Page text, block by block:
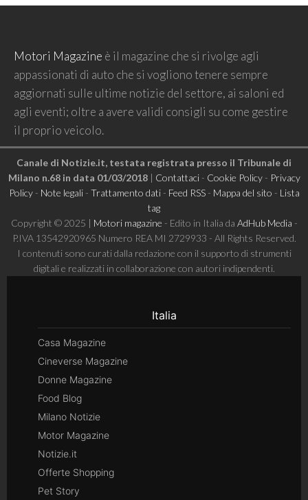
Motori Magazine è il magazine che si rivolge agli
appassionati di auto che si vogliono tenere sempre
aggiornati sulle ultime notizie del settore, ai saloni ed
agli eventi; oltre a avere validi consigli su come gestire
il proprio veicolo.
Canale di Notizie.it, testata registrata presso il Tribunale di
Milano n.68 in data 01/03/2018| Contattaci- Cookie Policy- Privacy
Policy- Note legali- Trattamento dati- Feed RSS- Mappa del sito - Lista
tag
Copyright © 2025 | Motori magazine - Edito in Italia da AdHub Media -
P.IVA 13542920965 Numero REA MI 2729933 - All Rights Reserved.
I contenuti sono curati dalla redazione con il supporto di strumenti
digitali e realizzati in collaborazione con autori indipendenti.
Italia
Casa Magazine
Cineverse Magazine
Donne Magazine
Food Blog
Milano Notizie
Motor Magazine
Notizie.it
Offerte Shopping
Pet Story